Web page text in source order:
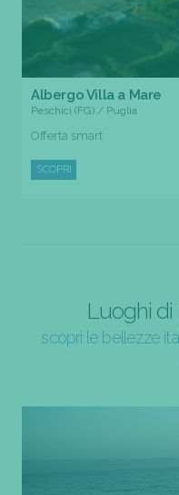
Albergo Villa a Mare
Peschici (FG) / Puglia
Offerta smart
SCOPRI
Luoghi di
scopri le bellezze